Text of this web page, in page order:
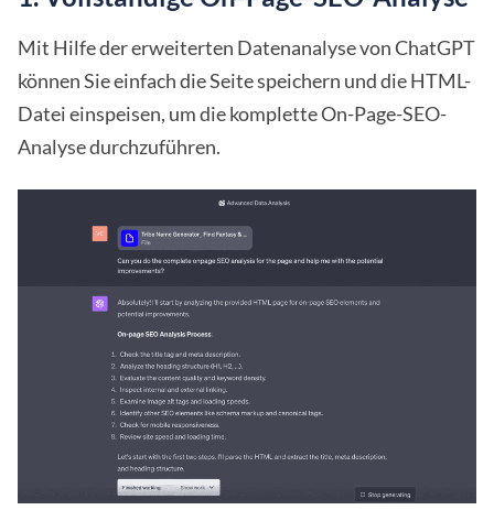
Mit Hilfe der erweiterten Datenanalyse von ChatGPT
können Sie einfach die Seite speichern und die HTML-
Datei einspeisen, um die komplette On-Page-SEO-
Analyse durchzuführen.